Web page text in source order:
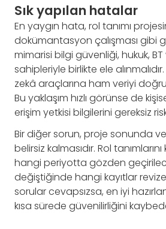
Sık yapılan hatalar
En yaygın hata, rol tanımı
dokümantasyon çalışması gibi
mimarisi bilgi güvenliği, hukuk,
sahipleriyle birlikte ele
zekâ araçlarına ham veriyi
Bu yaklaşım hızlı görünse de
erişim yetkisi bilgilerini gereksiz
Bir diğer sorun, proje sonunda
belirsiz kalmasıdır. Rol
hangi periyotta gözden
değiştiğinde hangi kayıtlar
sorular cevapsızsa, en iyi
kısa sürede güvenilirliğini